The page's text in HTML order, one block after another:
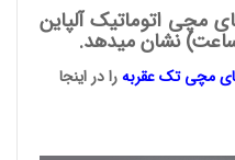
مچی اتوماتیک آلپاین
ساعت) نشان میدهد.
مچی تک عقربهرا در اینجا